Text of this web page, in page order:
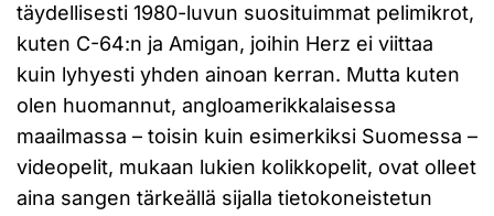
täydellisesti 1980-luvun suosituimmat pelimikrot,
kuten C-64:n ja Amigan, joihin Herz ei viittaa
kuin lyhyesti yhden ainoan kerran. Mutta kuten
olen huomannut, angloamerikkalaisessa
maailmassa – toisin kuin esimerkiksi Suomessa –
videopelit, mukaan lukien kolikkopelit, ovat olleet
aina sangen tärkeällä sijalla tietokoneistetun